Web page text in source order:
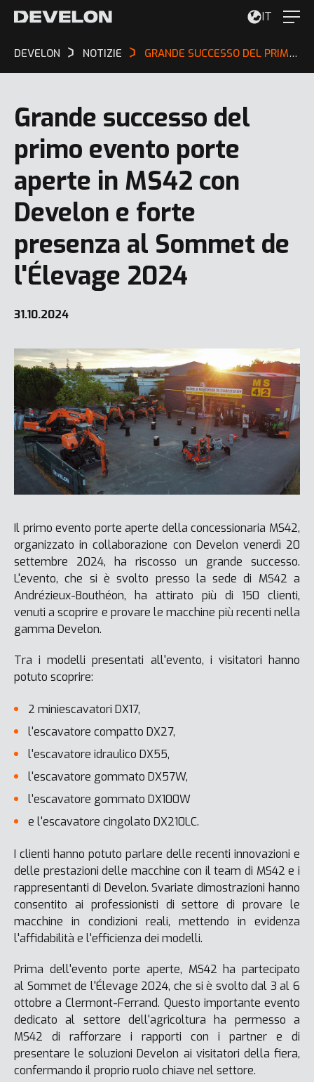
IT
DEVELON NOTIZIE GRANDE SUCCESSO DEL PRIMO EVENTO PORTE APERTE IN MS42 CON DEVELON E FORTE PRESENZA AL SOMMET DE L'ÉLEVAGE 2024
Grande successo del
primo evento porte
aperte in MS42 con
Develon e forte
presenza al Sommet de
l'Élevage 2024
31.10.2024
Il primo evento porte aperte della concessionaria MS42,
organizzato in collaborazione con Develon venerdì 20
settembre 2024, ha riscosso un grande successo.
L'evento, che si è svolto presso la sede di MS42 a
Andrézieux-Bouthéon, ha attirato più di 150 clienti,
venuti a scoprire e provare le macchine più recenti nella
gamma Develon.
Tra i modelli presentati all'evento, i visitatori hanno
potuto scoprire:
2 miniescavatori DX17,
l'escavatore compatto DX27,
l'escavatore idraulico DX55,
l'escavatore gommato DX57W,
l'escavatore gommato DX100W
e l'escavatore cingolato DX210LC.
I clienti hanno potuto parlare delle recenti innovazioni e
delle prestazioni delle macchine con il team di MS42 e i
rappresentanti di Develon. Svariate dimostrazioni hanno
consentito ai professionisti di settore di provare le
macchine in condizioni reali, mettendo in evidenza
l'affidabilità e l'efficienza dei modelli.
Prima dell'evento porte aperte, MS42 ha partecipato
al Sommet de l'Élevage 2024, che si è svolto dal 3 al 6
ottobre a Clermont-Ferrand. Questo importante evento
dedicato al settore dell'agricoltura ha permesso a
MS42 di rafforzare i rapporti con i partner e di
presentare le soluzioni Develon ai visitatori della fiera,
confermando il proprio ruolo chiave nel settore.